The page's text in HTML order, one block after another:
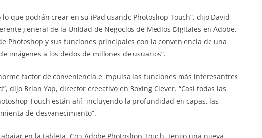
que podrán crear en su iPad usando Photoshop Touch”, dijo David
general de la Unidad de Negocios de Medios Digitales en Adobe.
Photoshop y sus funciones principales con la conveniencia de una
imágenes a los dedos de millones de usuarios”.
factor de conveniencia e impulsa las funciones más interesantres
dijo Brian Yap, director creeativo en Boxing Clever. “Casi todas las
Touch están ahí, incluyendo la profundidad en capas, las
de desvanecimiento”.
en la tableta. Con Adobe Photoshop Touch, tengo una nueva